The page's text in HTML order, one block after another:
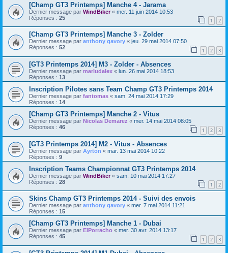
[Champ GT3 Printemps] Manche 4 - Jarama
Dernier message par WindBiker« mer. 11 juin 2014 10:53
Réponses : 25 1 2
[Champ GT3 Printemps] Manche 3 - Zolder
Dernier message par anthony gavory « jeu. 29 mai 2014 07:50
Réponses : 52 1 2 3
[GT3 Printemps 2014] M3 - Zolder - Absences
Dernier message par marludalex « lun. 26 mai 2014 18:53
Réponses : 13
Inscription Pilotes sans Team Champ GT3 Printemps 2014
Dernier message par fantomas « sam. 24 mai 2014 17:29
Réponses : 14
[Champ GT3 Printemps] Manche 2 - Vitus
Dernier message par Nicolas Demarez « mer. 14 mai 2014 08:05
Réponses : 46 1 2 3
[GT3 Printemps 2014] M2 - Vitus - Absences
Dernier message par Ayrton « mar. 13 mai 2014 10:22
Réponses : 9
Inscription Teams Championnat GT3 Printemps 2014
Dernier message par WindBiker« sam. 10 mai 2014 17:27
Réponses : 28 1 2
Skins Champ GT3 Printemps 2014 - Suivi des envois
Dernier message par anthony gavory « mer. 7 mai 2014 11:21
Réponses : 15
[Champ GT3 Printemps] Manche 1 - Dubai
Dernier message par ElPorracho « mer. 30 avr. 2014 13:17
Réponses : 45 1 2 3